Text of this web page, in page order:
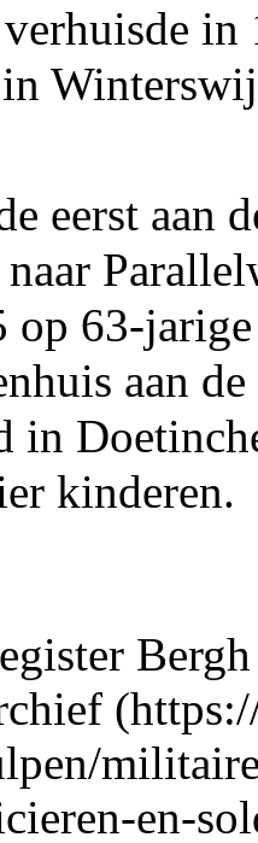
in
eerst aan
op 63-
aan
in
kinderen.
Bergh